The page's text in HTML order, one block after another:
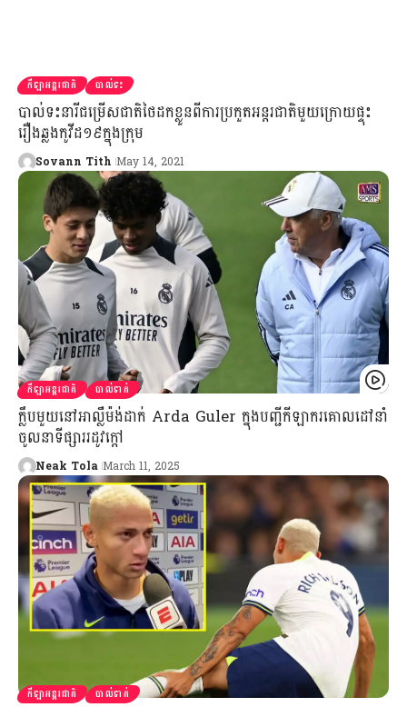
កីឡាអន្តរជាតិ បាល់ទះ
បាល់ទះនារីជម្រើសជាតិថៃដកខ្លួនពីការប្រកួតអន្តរជាតិមួយក្រោយផ្ទុះ
រឿងឆ្លងកូវីដ១៩ក្នុងក្រុម
Sovann Tith May 14, 2021
កីឡាអន្តរជាតិ បាល់ទាត់
ក្លឹបមួយនៅអាល្លឺម៉ង់​ដាក់ Arda Guler ក្នុងបញ្ជីកីឡាករគោលដៅនាំ
ចូលនាទីផ្សាររដូវក្ដៅ
Neak Tola March 11, 2025
កីឡាអន្តរជាតិ បាល់ទាត់